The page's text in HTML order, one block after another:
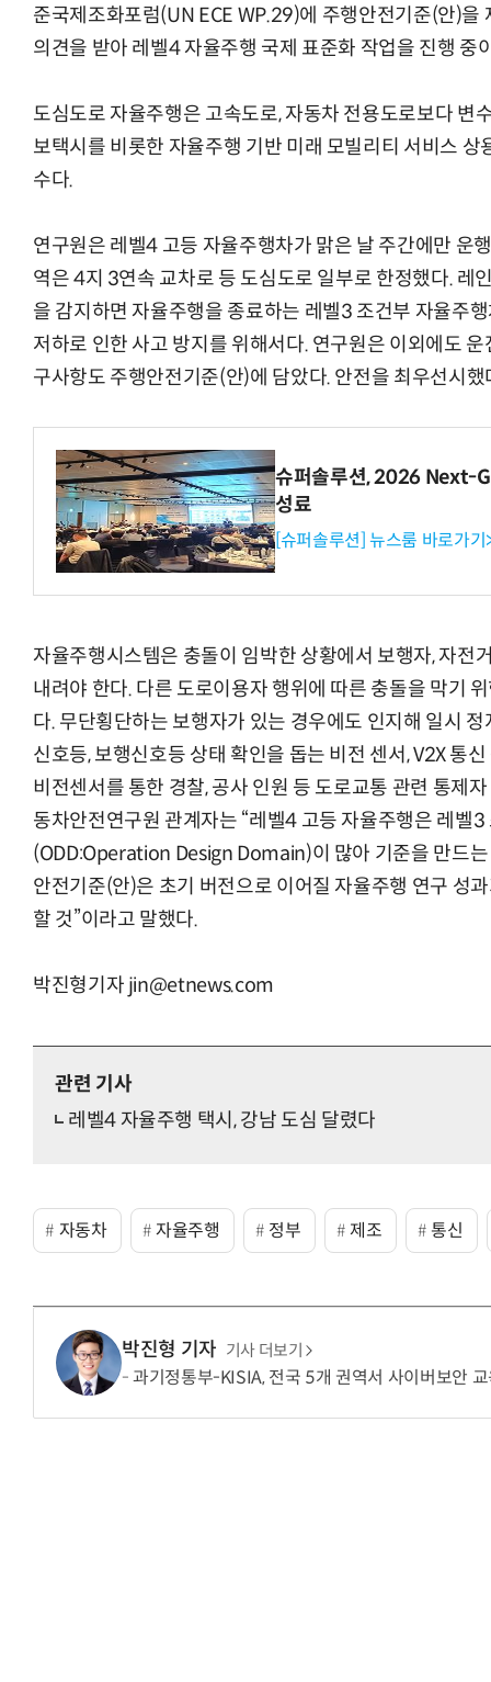
준국제조화포럼(UN ECE WP.29)에 주행안전기준(안)을
의견을 받아 레벨4 자율주행 국제 표준화 작업을 진행 중
도심도로 자율주행은 고속도로, 자동차 전용도로보다 변
보택시를 비롯한 자율주행 기반 미래 모빌리티 서비스
수다.
연구원은 레벨4 고등 자율주행차가 맑은 날 주간에만 운
역은 4지 3연속 교차로 등 도심도로 일부로 한정했다. 레
을 감지하면 자율주행을 종료하는 레벨3 조건부 자율주
저하로 인한 사고 방지를 위해서다. 연구원은 이외에도
구사항도 주행안전기준(안)에 담았다. 안전을 최우선시했
슈퍼솔루션, 2026 Next-
성료
[슈퍼솔루션] 뉴스룸 바로가기
자율주행시스템은 충돌이 임박한 상황에서 보행자, 자전
내려야 한다. 다른 도로이용자 행위에 따른 충돌을 막기
다. 무단횡단하는 보행자가 있는 경우에도 인지해 일시
신호등, 보행신호등 상태 확인을 돕는 비전 센서, V2X 통
비전센서를 통한 경찰, 공사 인원 등 도로교통 관련 통제
동차안전연구원 관계자는 “레벨4 고등 자율주행은 레벨
(ODD:Operation Design Domain)이 많아 기준을 만드는
안전기준(안)은 초기 버전으로 이어질 자율주행 연구 성
할 것”이라고 말했다.
박진형기자 jin@etnews.com
관련 기사
레벨4 자율주행 택시, 강남 도심 달렸다
자동차 자율주행 정부 제조 통신
박진형 기자 기사 더보기
과기정통부-KISIA, 전국 5개 권역서 사이버보안
“입으면 전투력 상승?” 드래곤볼 전투